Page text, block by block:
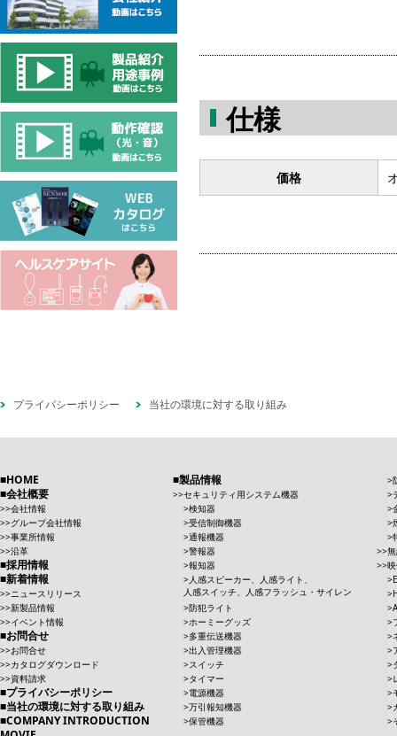
仕様
価格
プライバシーポリシー 当社の環境に対する取り組み
HOME
会社概要
会社情報
グループ会社情報
事業所情報
沿革
採用情報
新着情報
ニュースリリース
新製品情報
イベント情報
お問合せ
お問合せ
カタログダウンロード
資料請求
プライバシーポリシー
当社の環境に対する取り組み
COMPANY INTRODUCTION
製品情報
セキュリティ用システム機器
検知器
受信制御機器
通報機器
警報器
報知器
人感スピーカー、人感ライト、
人感スイッチ、人感フラッシュ・サイレン
防犯ライト
ホーミーグッズ
多重伝送機器
出入管理機器
スイッチ
タイマー
電源機器
万引報知機器
保管機器